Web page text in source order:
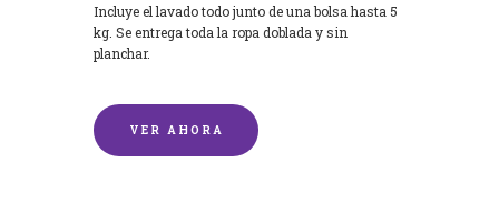
Incluye el lavado todo junto de una bolsa hasta 5
kg. Se entrega toda la ropa doblada y sin
planchar.
VER AHORA